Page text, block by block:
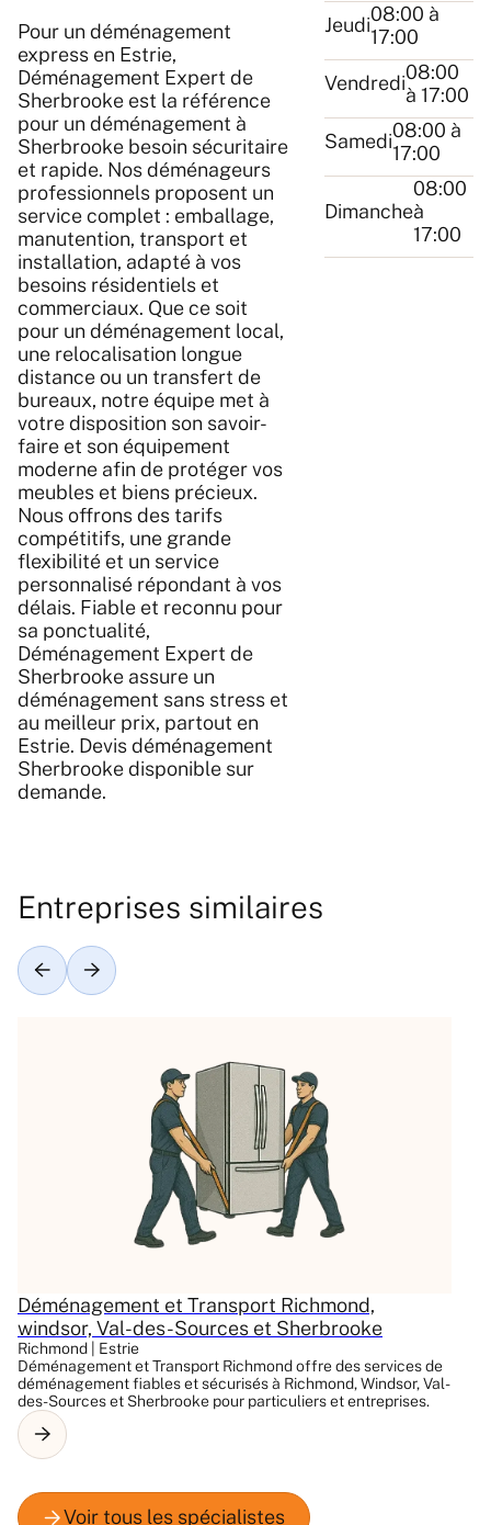
Pour un déménagement
express en Estrie,
Déménagement Expert de
Sherbrooke est la référence
pour un déménagement à
Sherbrooke besoin sécuritaire
et rapide. Nos déménageurs
professionnels proposent un
service complet : emballage,
manutention, transport et
installation, adapté à vos
besoins résidentiels et
commerciaux. Que ce soit
pour un déménagement local,
une relocalisation longue
distance ou un transfert de
bureaux, notre équipe met à
votre disposition son savoir-
faire et son équipement
moderne afin de protéger vos
meubles et biens précieux.
Nous offrons des tarifs
compétitifs, une grande
flexibilité et un service
personnalisé répondant à vos
délais. Fiable et reconnu pour
sa ponctualité,
Déménagement Expert de
Sherbrooke assure un
déménagement sans stress et
au meilleur prix, partout en
Estrie. Devis déménagement
Sherbrooke disponible sur
demande.
Jeudi08:00 à
17:00
Vendredi08:00
à 17:00
Samedi08:00 à
17:00
Dimanche
08:00
à
17:00
Entreprises similaires
Déménagement et Transport Richmond,
windsor, Val-des-Sources et Sherbrooke
Richmond | Estrie
Déménagement et Transport Richmond offre des services de
déménagement fiables et sécurisés à Richmond, Windsor, Val-
des-Sources et Sherbrooke pour particuliers et entreprises.